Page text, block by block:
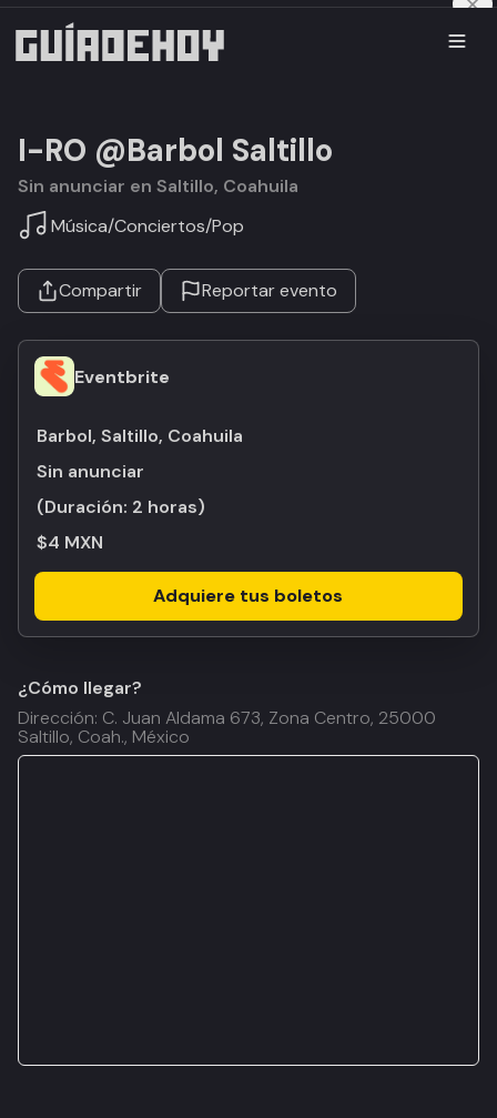
I-RO @Barbol Saltillo
Sin anunciar en Saltillo, Coahuila
Música/Conciertos/Pop
Compartir Reportar evento
Eventbrite
Barbol, Saltillo, Coahuila
Sin anunciar
(Duración: 2 horas)
$4 MXN
Adquiere tus boletos
¿Cómo llegar?
Dirección: C. Juan Aldama 673, Zona Centro, 25000
Saltillo, Coah., México